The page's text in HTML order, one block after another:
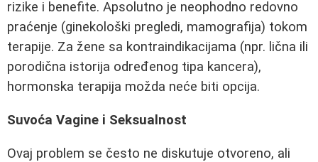
rizike i benefite. Apsolutno je neophodno redovno
praćenje (ginekološki pregledi, mamografija) tokom
terapije. Za žene sa kontraindikacijama (npr. lična ili
porodična istorija određenog tipa kancera),
hormonska terapija možda neće biti opcija.
Suvoća Vagine i Seksualnost
Ovaj problem se često ne diskutuje otvoreno, ali